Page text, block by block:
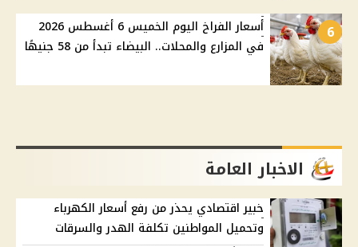
6
أسعار الفراخ اليوم الخميس 6 أغسطس 2026
في المزارع والمحلات.. البيضاء تبدأ من 58 جنيهًا
الاخبار العامة
خبير اقتصادي يحذر من رفع أسعار الكهرباء
وتحميل المواطنين تكلفة الهدر والسرقات